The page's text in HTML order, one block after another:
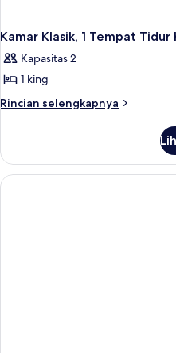
Kamar Klasik, 1 Tempat Tidur
Kapasitas 2
1 king
Rincian selengkapnya
Rincian
Kamar
Klasik,
1